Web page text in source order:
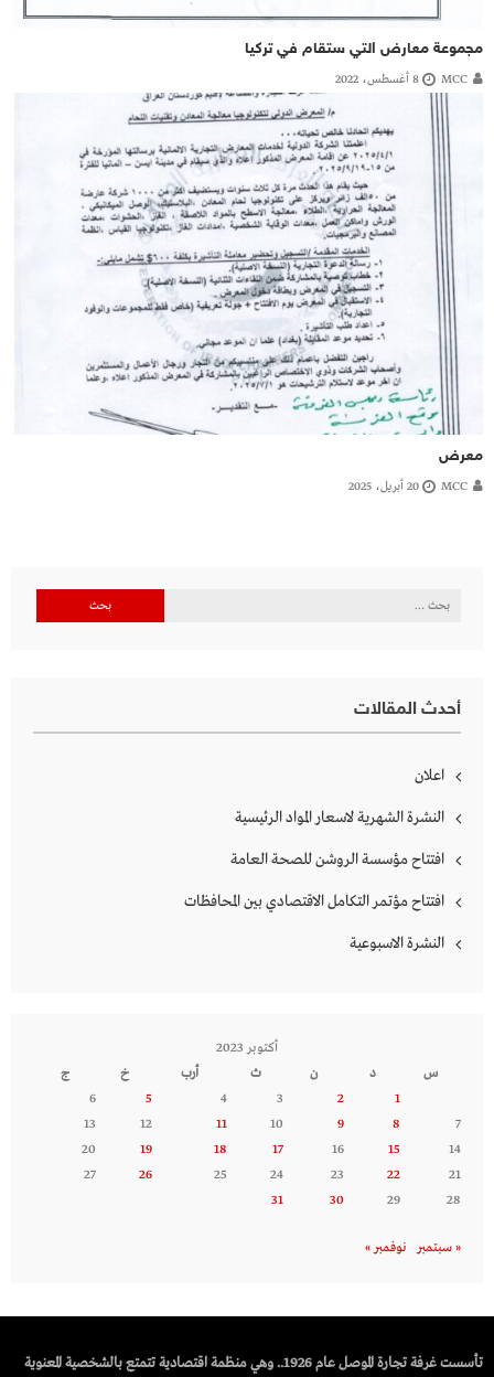
مجموعة معارض التي ستقام في تركيا
MCC 8 أغسطس، 2022
معرض
MCC 20 أبريل، 2025
البحث
أحدث المقالات
اعلان
النشرة الشهرية لاسعار المواد الرئيسية
افتتاح مؤسسة الروشن للصحة العامة
افتتاح مؤتمر التكامل الاقتصادي بين المحافظات
النشرة الاسبوعية
أكتوبر 2023
س
د ن ث أرب خ
ج
1
2
3
4
5
6
7
8
9
10
11
12
13
14
15
16
17
18
19
20
21
22
23
24
25
26
27
28
29
30
31
« سبتمبر نوفمبر »
تأسست غرفة تجارة الموصل عام 1926.. وهي منظمة اقتصادية تتمتع بالشخصية المعنوية